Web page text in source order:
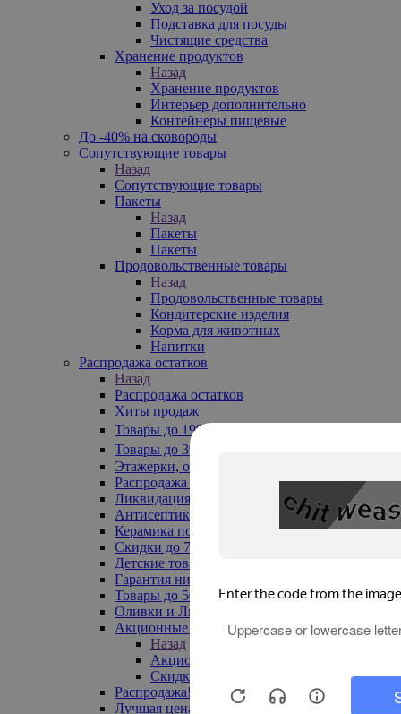
Уход за посудой
Подставка для посуды
Чистящие средства
Хранение продуктов
Назад
Хранение продуктов
Интерьер дополнительно
Контейнеры пищевые
До -40% на сковороды
Сопутствующие товары
Назад
Сопутствующие товары
Пакеты
Назад
Пакеты
Пакеты
Продовольственные товары
Назад
Продовольственные товары
Кондитерские изделия
Корма для животных
Напитки
Распродажа остатков
Назад
Распродажа остатков
Хиты продаж
Товары до 199₽
Товары до 399₽
Этажерки, обувницы
Распродажа текстиля до -50%
Ликвидация до -70%
Антисептики
Керамика по 129 руб
Скидки до 70%
Детские товары
Гарантия низкой цены
Товары до 500 руб
Оливки и Лимоны
Акционные товары
Назад
Акционные товары
Скидка 20% по промокоду
Распродажа! Ульяновск до -70%
Лучшая цена